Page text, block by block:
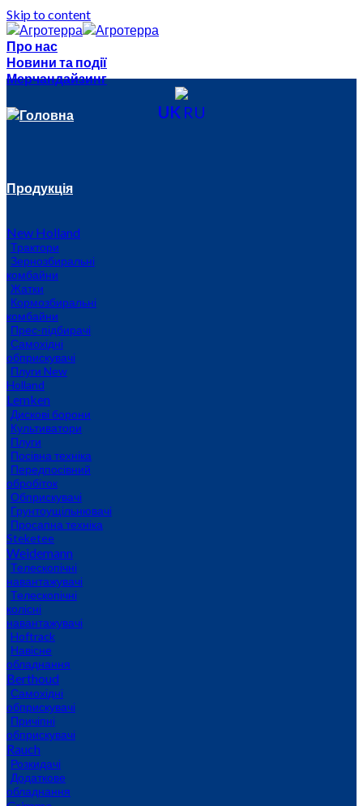
Skip to content
Про нас
Новини та події
Мерчандайзинг
UK RU
Головна
Продукція
New Holland
Трактори
Зернозбиральні
комбайни
Жатки
Кормозбиральні
комбайни
Прес-підбирачі
Самохідні
обприскувачі
Плуги New
Holland
Lemken
Дискові борони
Культиватори
Плуги
Посівна техніка
Передпосівний
обробіток
Обприскувачі
Грунтоущільнювачі
Просапна техніка
Steketee
Weidemann
Телескопічні
навантажувачі
Телескопічні
колісні
навантажувачі
Hoftrack
Навісне
обладнання
Berthoud
Самохідні
обприскувачі
Причіпні
обприскувачі
Rauch
Розкидачі
Додаткове
обладнання